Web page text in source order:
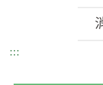
:::